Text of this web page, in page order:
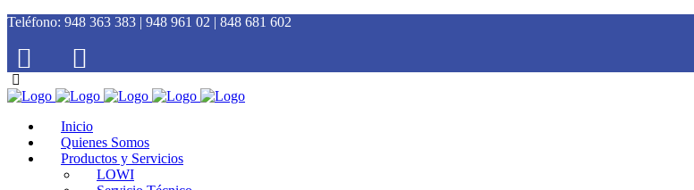
Teléfono: 948 363 383 | 948 961 02 | 848 681 602
Inicio
Quienes Somos
Productos y Servicios
LOWI